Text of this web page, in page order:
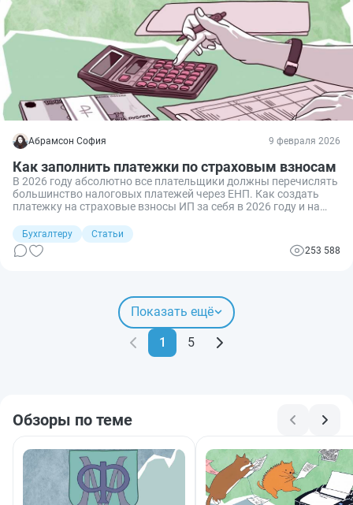
Абрамсон София 9 февраля 2026
Как заполнить платежки по страховым взносам
В 2026 году абсолютно все плательщики должны перечислять
большинство налоговых платежей через ЕНП. Как создать
платежку на страховые взносы ИП за себя в 2026 году и на
платежа указать и какой нужен КБК? Разбираемся.
Бухгалтеру
Статьи
253 588
Показать ещё
1 5
Обзоры по теме